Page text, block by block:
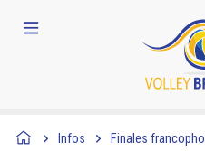
Infos Finales